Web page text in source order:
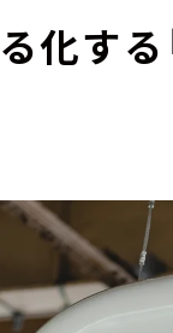
化する